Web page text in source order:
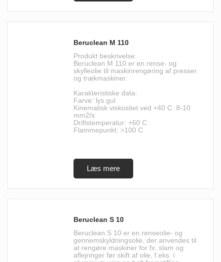
Beruclean M 110
Produkt beskrivelse:
Beruclean M 110 er en rense- og
skylleolie til maskinrengøring af presser
og trækmaskiner.
Karakteristiske data:
Farve: lys gul
Kinematisk viskositet ved +40 C: 8-10
mm2/s
Driftstemperatur: +60 C
Flammepunkt: >100 C
Beruclean S 10
Beruclean S 10 er en renseolie- og
gennemskyldningsolie, der anvendes til
at rengøre maskiner for fx. slam og
aflejringer før skift af olie, f.eks. i